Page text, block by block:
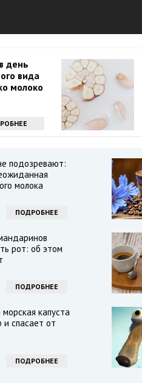
день
вида
молоко
подозревают:
молока
ПОДРОБНЕЕ
рот: об этом
ПОДРОБНЕЕ
капуста
спасает от
ПОДРОБНЕЕ